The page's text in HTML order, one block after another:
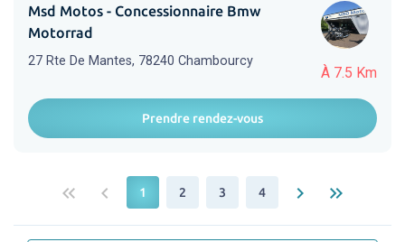
À 7.5 Km
Msd Motos - Concessionnaire Bmw
Motorrad
27 Rte De Mantes, 78240 Chambourcy
Prendre rendez-vous
keyboard_double_arrow_left keyboard_arrow_left 1 2 3 4 keyboard_arrow_right keyboard_double_arrow_right